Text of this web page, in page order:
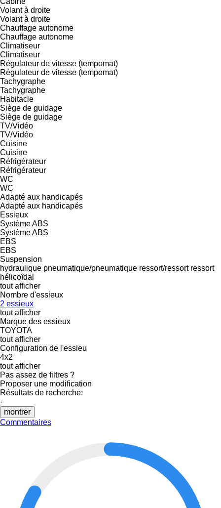
Volant à droite
Volant à droite
Chauffage autonome
Chauffage autonome
Climatiseur
Climatiseur
Régulateur de vitesse (tempomat)
Régulateur de vitesse (tempomat)
Tachygraphe
Tachygraphe
Habitacle
Siège de guidage
Siège de guidage
TV/Vidéo
TV/Vidéo
Cuisine
Cuisine
Réfrigérateur
Réfrigérateur
WC
WC
Adapté aux handicapés
Adapté aux handicapés
Essieux
Système ABS
Système ABS
EBS
EBS
Suspension
hydraulique pneumatique/pneumatique ressort/ressort ressort
hélicoïdal
tout afficher
Nombre d'essieux
2 essieux
tout afficher
Marque des essieux
TOYOTA
tout afficher
Configuration de l'essieu
4x2
tout afficher
Pas assez de filtres ?
Proposer une modification
Résultats de recherche:
-
montrer
Commentaires